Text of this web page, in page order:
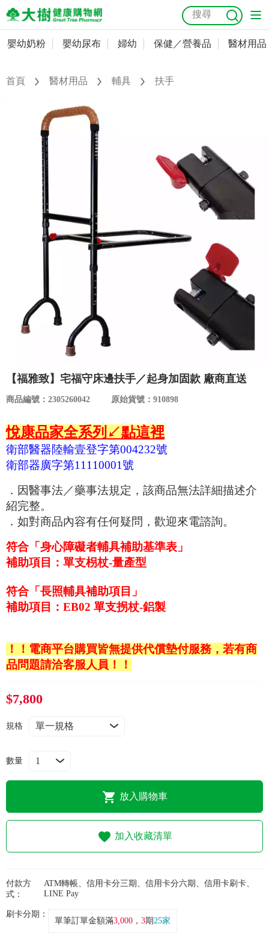
嬰幼奶粉
嬰幼尿布
保健／營養品
醫材用品
成人照護
美容／個人清潔
食品／健康食補
優惠活動
合作提案
會員專區
常見問題
抗菌 尿布 大樹獨家 益生菌 魚油
會員資料及密碼修改
常用收件人清單
收藏清單
紅利點數查詢
購物金查詢
優惠券領取
優惠券查詢
嬰幼奶粉 嬰幼尿布 婦幼 保健／營養品 醫材用品
首頁 醫材用品 輔具 扶手
【福雅致】宅福守床邊扶手／起身加固款 廠商直送
商品編號：2305260042 原始貨號：910898
悅康品家全系列↙點這裡
衛部醫器陸輸壹登字第004232號
衛部器廣字第11110001號
．因醫事法／藥事法規定，該商品無法詳細描述介
紹完整。
．如對商品內容有任何疑問，歡迎來電諮詢。
符合「身心障礙者輔具補助基準表」
補助項目：單支枴杖-量產型
符合「長照輔具補助項目」
補助項目：EB02 單支拐杖-鋁製
！ ！ 電商平台購買皆無提供代償墊付服務，若有商
品問題請洽客服人員 ！ ！
$7,800
規格
數量
放入購物車
加入收藏清單
付款方
式：
ATM轉帳、信用卡分三期、信用卡分六期、信用卡刷卡、
LINE Pay
刷卡分期：
單筆訂單金額滿3,000 ， 3期25家